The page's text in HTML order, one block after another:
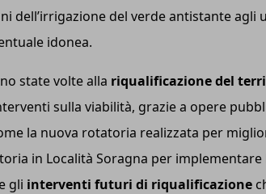
dell’irrigazione del verde antistante
idonea.
state volte alla riqualificazione del
sulla viabilità, grazie a opere
la nuova rotatoria realizzata per
in Località Soragna per implementare
gli interventi futuri di riqualificazione